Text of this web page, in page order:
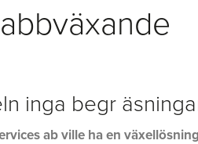
inga begr
ab ville ha en